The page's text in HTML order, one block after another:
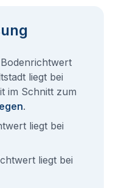
Bodenrichtwert
liegt bei
im Schnitt zum
.
liegt bei
liegt bei